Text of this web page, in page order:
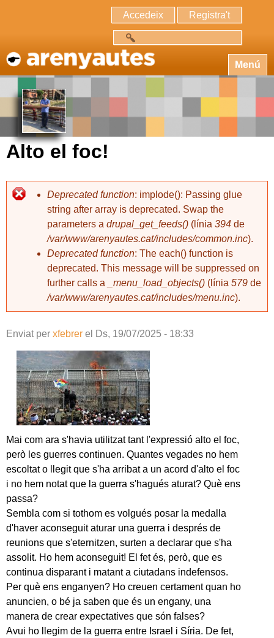
Accedeix Registra't
Menú
Alto el foc!
Deprecated function: implode(): Passing glue
string after array is deprecated. Swap the
parameters a drupal_get_feeds() (línia 394 de
/var/www/arenyautes.cat/includes/common.inc).
Deprecated function: The each() function is
deprecated. This message will be suppressed on
further calls a
_menu_load_objects() (línia 579 de
/var/www/arenyautes.cat/includes/menu.inc).
Enviat per xfebrer el Ds, 19/07/2025 - 18:33
Mai com ara s'havia utilitzat tant l'expressió alto el foc,
però les guerres continuen. Quantes vegades no hem
escoltat o llegit que s'ha arribat a un acord d'alto el foc
i no hem notat que la guerra s'hagués aturat? Què ens
passa?
Sembla com si tothom es volgués posar la medalla
d'haver aconseguit aturar una guerra i després de
reunions que s'eternitzen, surten a declarar que s'ha
assolit. Ho hem aconseguit! El fet és, però, que es
continua disparant i matant a ciutadans indefensos.
Per què ens enganyen? Ho creuen certament quan ho
anuncien, o bé ja saben que és un engany, una
manera de crear expectatives que són falses?
Avui ho llegim de la guerra entre Israel i Síria. De fet,